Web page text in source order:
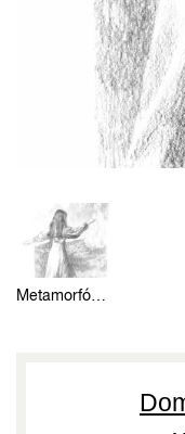
Metamorfózou 36